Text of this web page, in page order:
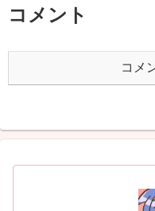
コメント
コメ